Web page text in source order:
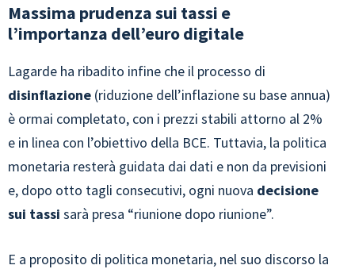
Massima prudenza sui tassi e
l’importanza dell’euro digitale
Lagarde ha ribadito infine che il processo di
disinflazione (riduzione dell’inflazione su base annua)
è ormai completato, con i prezzi stabili attorno al 2%
e in linea con l’obiettivo della BCE. Tuttavia, la politica
monetaria resterà guidata dai dati e non da previsioni
e, dopo otto tagli consecutivi, ogni nuova decisione
sui tassi sarà presa “riunione dopo riunione”.
E a proposito di politica monetaria, nel suo discorso la